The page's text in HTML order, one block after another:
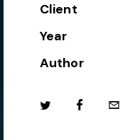
Client
Year
Author